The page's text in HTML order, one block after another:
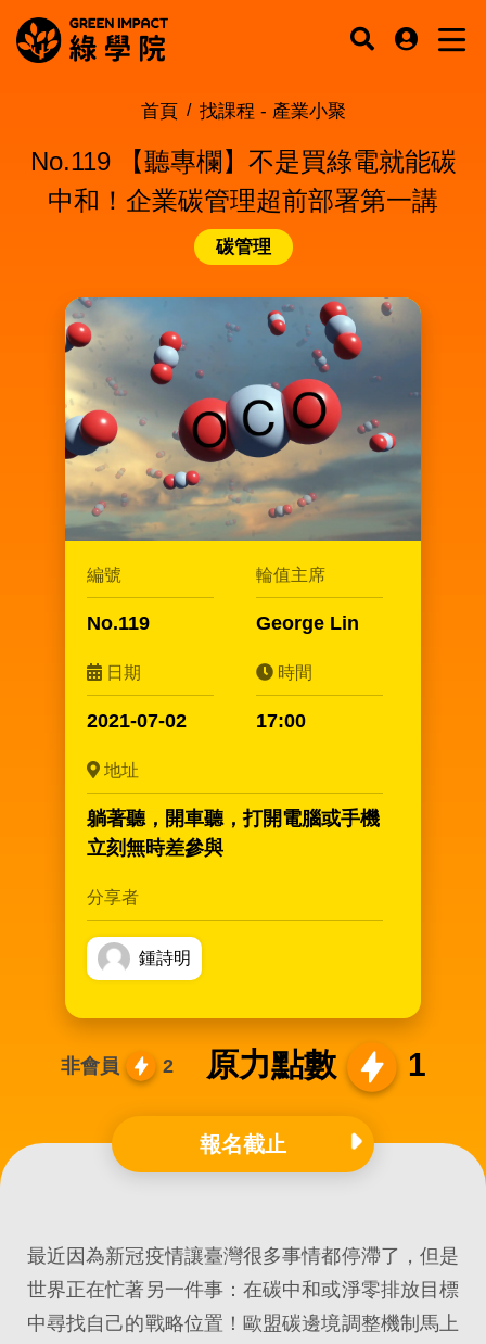
首頁 找課程 - 產業小聚
No.119 【聽專欄】不是買綠電就能碳
中和！企業碳管理超前部署第一講
碳管理
編號
No.119
輪值主席
George Lin
日期
2021-07-02
時間
17:00
地址
躺著聽，開車聽，打開電腦或手機
立刻無時差參與
分享者
鍾詩明
非會員 2 原力點數 1
報名截止
最近因為新冠疫情讓臺灣很多事情都停滯了，但是
世界正在忙著另一件事：在碳中和或淨零排放目標
中尋找自己的戰略位置！歐盟碳邊境調整機制馬上